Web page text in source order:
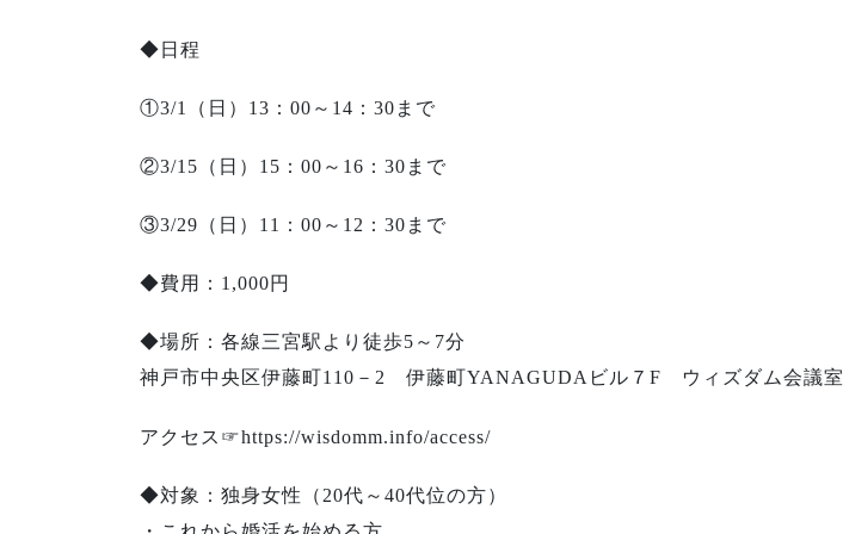
◆日程
①3/1（日）13：00～14：30まで
②3/15（日）15：00～16：30まで
③3/29（日）11：00～12：30まで
◆費用：1,000円
◆場所：各線三宮駅より徒歩5～7分
神戸市中央区伊藤町110－2 伊藤町YANAGUDAビル７F ウィズダム会議室
アクセス☞https://wisdomm.info/access/
◆対象：独身女性（20代～40代位の方）